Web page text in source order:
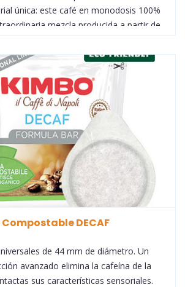
única: este café en monodosis 100%
mezcla producida a partir de
perfecto realza su delicado sabor
agradables notas de chocolate ligero.
DECAF
de 44 mm de diámetro. Un
avanzado elimina la cafeína de la
sus características sensoriales.